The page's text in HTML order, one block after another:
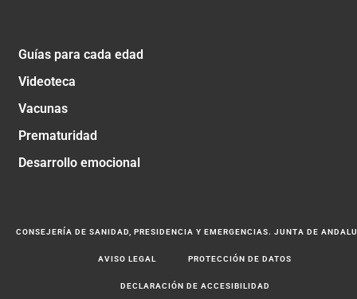
Guías para cada edad
Videoteca
Vacunas
Prematuridad
Desarrollo emocional
CONSEJERÍA DE SANIDAD, PRESIDENCIA Y EMERGENCIAS. JUNTA DE
AVISO LEGAL PROTECCIÓN DE DATOS
DECLARACIÓN DE ACCESIBILIDAD